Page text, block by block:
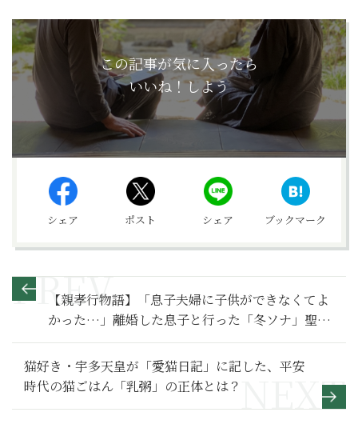
この記事が気に入ったら
いいね！しよう
シェア ポスト シェア ブックマーク
【親孝行物語】「息子夫婦に子供ができなくてよ
かった…」離婚した息子と行った「冬ソナ」聖地
巡礼旅行で感じた親子の絆～その１〜
猫好き・宇多天皇が「愛猫日記」に記した、平安
時代の猫ごはん「乳粥」の正体とは？